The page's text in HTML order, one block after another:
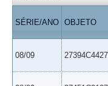
SÉRIE/ANO OBJETO
08/09